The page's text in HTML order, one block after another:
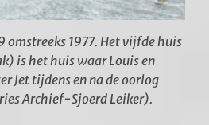
omstreeks 1977. Het vijfde huis
is het huis waar Louis en
Jet tijdens en na de oorlog
Archief-Sjoerd Leiker).